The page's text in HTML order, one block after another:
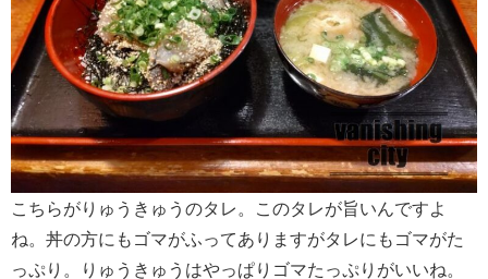
こちらがりゅうきゅうのタレ。このタレが旨いんですよ
ね。丼の方にもゴマがふってありますがタレにもゴマがた
っぷり。りゅうきゅうはやっぱりゴマたっぷりがいいね。